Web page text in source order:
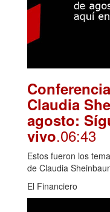
Claudia
agosto:
vivo.06:43
Estos fueron los
de Claudia
El Financiero